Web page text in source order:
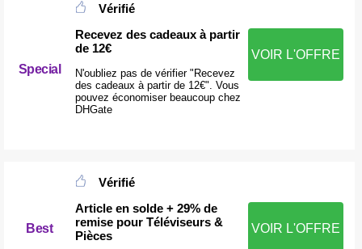
Special
Vérifié
Recevez des cadeaux à partir
de 12€
N'oubliez pas de vérifier "Recevez
des cadeaux à partir de 12€". Vous
pouvez économiser beaucoup chez
DHGate
VOIR L'OFFRE
Best
Vérifié
Article en solde + 29% de
remise pour Téléviseurs &
Pièces
VOIR L'OFFRE